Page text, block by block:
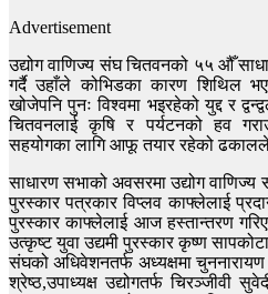
Advertisement
उद्योग वाणिज्य संघ चितवनको ५५ औँ
गर्दै उहाँले कोभिडका कारण शिथिल
खोजेपनि पुनः विश्वमा भइरहेको युद्द र
चितवनलाई कृषि र पर्यटनको हव
सहयोगका लागि आफू तयार रहेको
साधारण सभाको अवसरमा उद्योग
पुरस्कार पत्रकार विप्लव काफ्लेलाई
पुरस्कार काफ्लेलाई आज हस्तान्तरण
उत्कृष्ट युवा उद्यमी पुरस्कार कृष्ण
संघको अधिवेशनतर्फ अध्यक्षमा चुननारायण
श्रेष्ठ,उपाध्यक्ष उद्योगतर्फ चिरञ्जीवी